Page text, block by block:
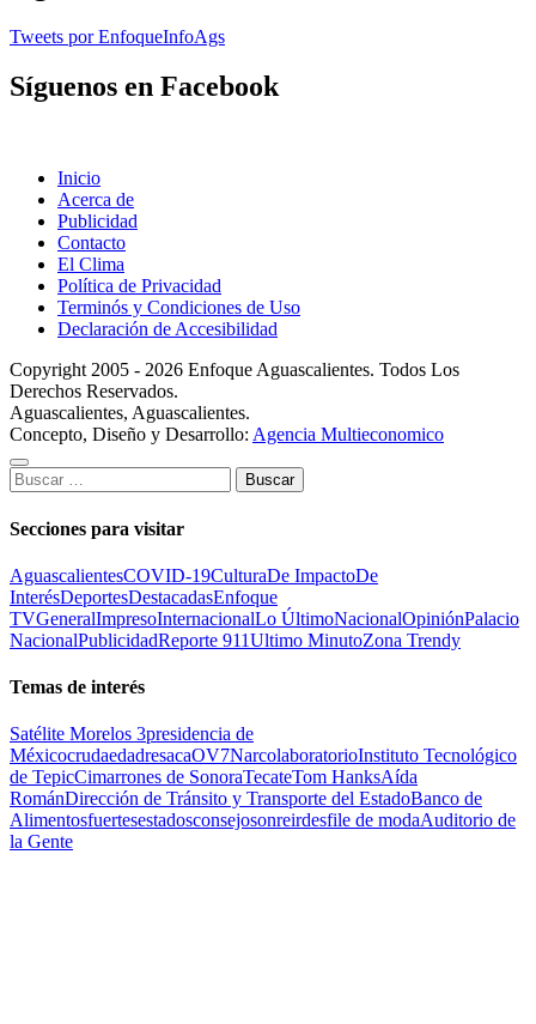
Tweets por EnfoqueInfoAgs
Síguenos en Facebook
Inicio
Acerca de
Publicidad
Contacto
El Clima
Política de Privacidad
Terminós y Condiciones de Uso
Declaración de Accesibilidad
Copyright 2005 - 2026 Enfoque Aguascalientes. Todos Los
Derechos Reservados.
Aguascalientes, Aguascalientes.
Concepto, Diseño y Desarrollo: Agencia Multieconomico
Buscar:
Secciones para visitar
AguascalientesCOVID-19CulturaDe ImpactoDe
InterésDeportesDestacadasEnfoque
TVGeneralImpresoInternacionalLo ÚltimoNacionalOpiniónPalacio
NacionalPublicidadReporte 911Ultimo MinutoZona Trendy
Temas de interés
Satélite Morelos 3presidencia de
MéxicocrudaedadresacaOV7NarcolaboratorioInstituto Tecnológico
de TepicCimarrones de SonoraTecateTom HanksAída
RománDirección de Tránsito y Transporte del EstadoBanco de
Alimentosfuertesestadosconsejosonreirdesfile de modaAuditorio de
la Gente